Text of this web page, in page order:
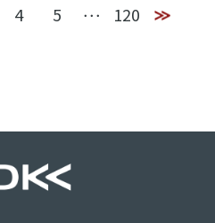
4 5 ･･･ 120